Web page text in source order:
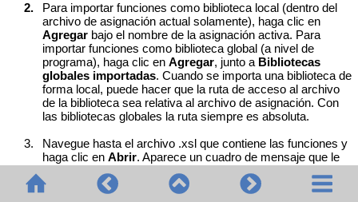
2.
Para importar funciones como biblioteca local (dentro del
archivo de asignación actual solamente), haga clic en
Agregar bajo el nombre de la asignación activa. Para
importar funciones como biblioteca global (a nivel de
programa), haga clicenAgregar, junto a Bibliotecas
globales importadas. Cuando se importa una biblioteca de
forma local, puede hacer que la ruta de acceso al archivo
de la biblioteca sea relativa al archivo de asignación. Con
las bibliotecas globales la ruta siempre es absoluta.
3.
Navegue hasta el archivo .xsl que contiene las funciones y
haga clic enAbrir. Aparece un cuadro de mensaje que le
informa de que se ha añadido una biblioteca nueva.
Los archivos XSLT importados aparecen como bibliotecas en la